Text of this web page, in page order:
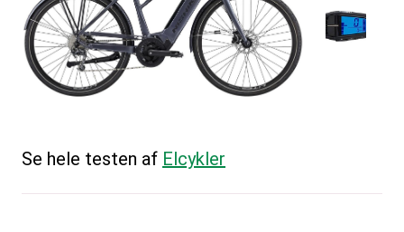
Se hele testen af Elcykler